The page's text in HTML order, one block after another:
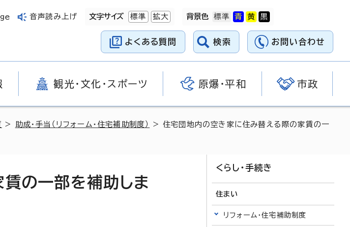
音声読み上げ 文字サイズ 標準 拡大 背景色
よくある質問 検索 お問い合わせ
観光・文化・スポーツ 原爆・平和 市政
> 助成・手当（リフォーム・住宅補助制度）
> 住宅団地内の空き家に住み替える際の家賃の一
の一部を補助しま
くらし・手続き
住まい
リフォーム・住宅補助制度